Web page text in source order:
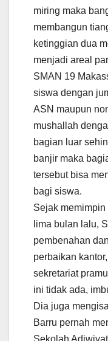
miring maka
membangun
ketinggian dua
menjadi areal
SMAN 19
siswa dengan
ASN maupun
mushallah
bagian luar
banjir maka
tersebut bisa
bagi siswa.
Sejak
lima bulan lalu,
pembenahan
perbaikan
sekretariat
ini tidak ada,
Dia juga
Barru pernah
Sekolah